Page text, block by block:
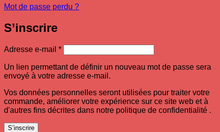
Mot de passe perdu ?
S’inscrire
Adresse e-mail *Obligatoire
Un lien permettant de définir un nouveau mot de passe sera
envoyé à votre adresse e-mail.
Vos données personnelles seront utilisées pour traiter votre
commande, améliorer votre expérience sur ce site web et à
d'autres fins décrites dans notre politique de confidentialité .
S’inscrire